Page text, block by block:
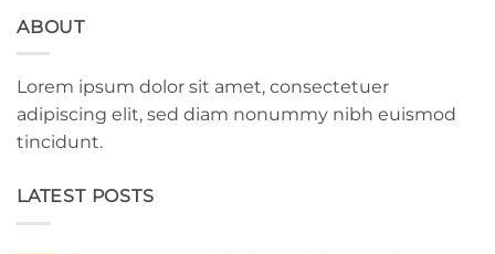
ABOUT
Lorem ipsum dolor sit amet, consectetuer
adipiscing elit, sed diam nonummy nibh euismod
tincidunt.
LATEST POSTS